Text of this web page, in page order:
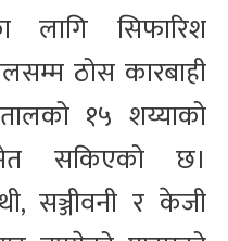
लागि सिफारिश
ठोस कारबाही
१५ शय्याको
सकिएको छ।
सञ्जीवनी र केजी